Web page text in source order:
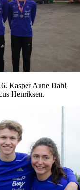
Kasper Aune Dahl,
Henriksen.